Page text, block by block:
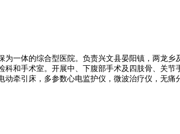
一体的综合型医院。负责兴文县晏阳镇，两龙乡
和手术室。开展中、下腹部手术及四肢骨、关
牵引床，多参数心电监护仪，微波治疗仪，无痛